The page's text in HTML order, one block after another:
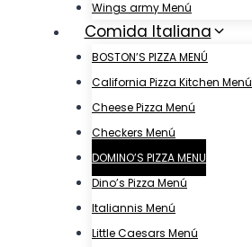
Wings army Menú
Comida Italiana
BOSTON’S PIZZA MENÚ
California Pizza Kitchen Menú
Cheese Pizza Menú
Checkers Menú
DOMINO’S PIZZA MENU
Dino’s Pizza Menú
Italiannis Menú
Little Caesars Menú